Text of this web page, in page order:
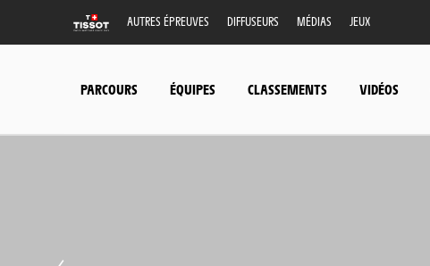
AUTRES ÉPREUVES DIFFUSEURS MÉDIAS JEUX
PARCOURS ÉQUIPES CLASSEMENTS VIDÉOS